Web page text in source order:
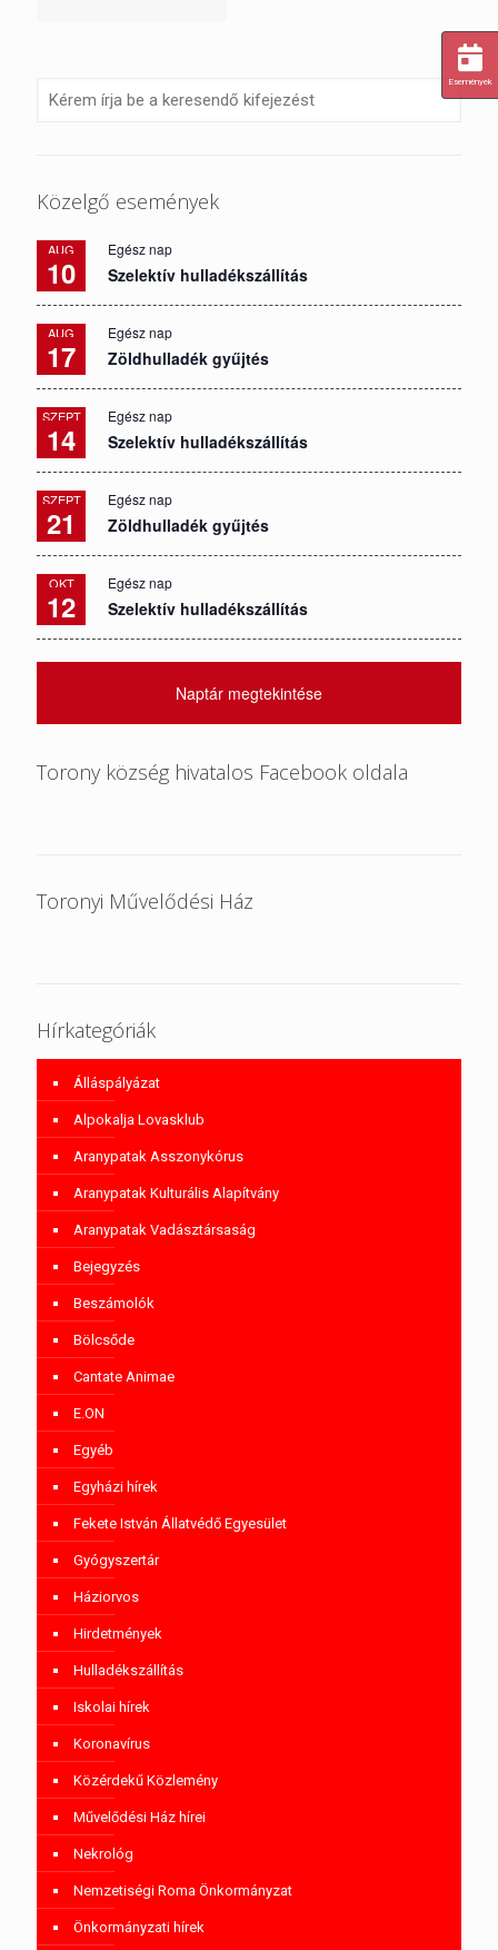
Közelgő események
AUG
10
Egész nap
Szelektív hulladékszállítás
AUG
17
Egész nap
Zöldhulladék gyűjtés
SZEPT
14
Egész nap
Szelektív hulladékszállítás
SZEPT
21
Egész nap
Zöldhulladék gyűjtés
OKT
12
Egész nap
Szelektív hulladékszállítás
Naptár megtekintése
Torony község hivatalos Facebook oldala
Toronyi Művelődési Ház
Hírkategóriák
Álláspályázat
Alpokalja Lovasklub
Aranypatak Asszonykórus
Aranypatak Kulturális Alapítvány
Aranypatak Vadásztársaság
Bejegyzés
Beszámolók
Bölcsőde
Cantate Animae
E.ON
Egyéb
Egyházi hírek
Fekete István Állatvédő Egyesület
Gyógyszertár
Háziorvos
Hirdetmények
Hulladékszállítás
Iskolai hírek
Koronavírus
Közérdekű Közlemény
Művelődési Ház hírei
Nekrológ
Nemzetiségi Roma Önkormányzat
Önkormányzati hírek
Események